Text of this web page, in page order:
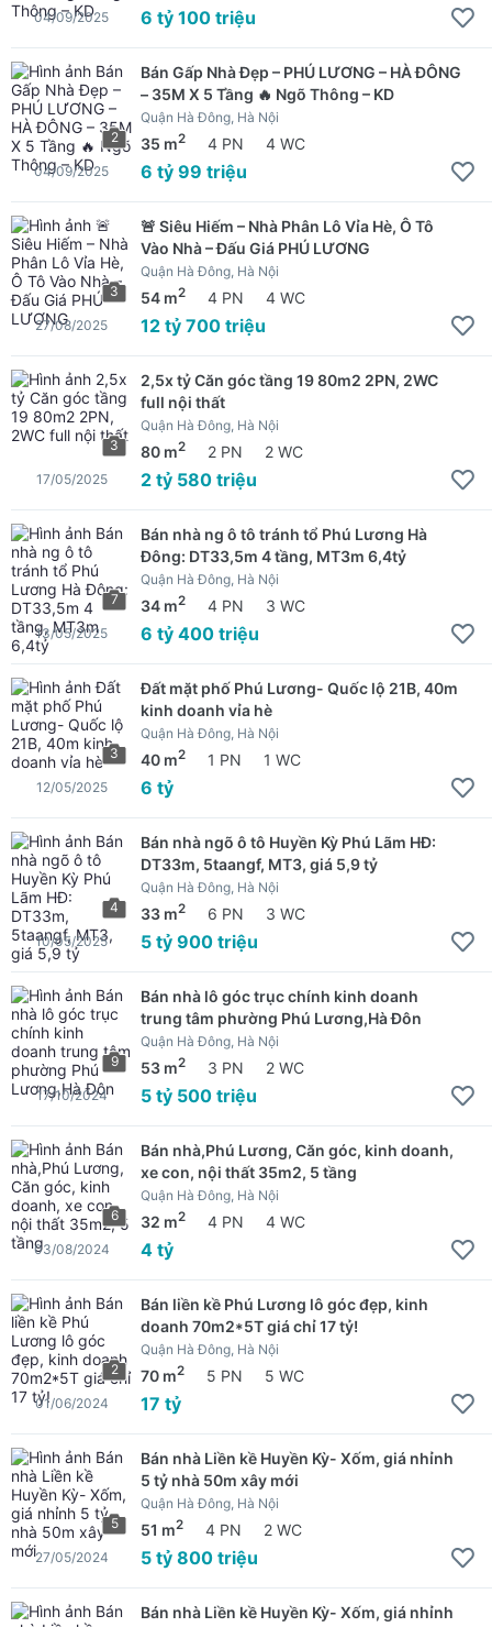
6 tỷ 100 triệu
04/09/2025
2
Bán Gấp Nhà Đẹp – PHÚ LƯƠNG – HÀ ĐÔNG
– 35M X 5 Tầng 🔥 Ngõ Thông – KD
Quận Hà Đông, Hà Nội
35 m2 4 PN 4 WC
6 tỷ 99 triệu
04/09/2025
3
🚨 Siêu Hiếm – Nhà Phân Lô Vỉa Hè, Ô Tô
Vào Nhà – Đấu Giá PHÚ LƯƠNG
Quận Hà Đông, Hà Nội
54 m2 4 PN 4 WC
12 tỷ 700 triệu
27/08/2025
3
2,5x tỷ Căn góc tầng 19 80m2 2PN, 2WC
full nội thất
Quận Hà Đông, Hà Nội
80 m2 2 PN 2 WC
2 tỷ 580 triệu
17/05/2025
7
Bán nhà ng ô tô tránh tổ Phú Lương Hà
Đông: DT33,5m 4 tầng, MT3m 6,4tỷ
Quận Hà Đông, Hà Nội
34 m2 4 PN 3 WC
6 tỷ 400 triệu
13/05/2025
3
Đất mặt phố Phú Lương- Quốc lộ 21B, 40m
kinh doanh vỉa hè
Quận Hà Đông, Hà Nội
40 m2 1 PN 1 WC
6 tỷ
12/05/2025
4
Bán nhà ngõ ô tô Huyền Kỳ Phú Lãm HĐ:
DT33m, 5taangf, MT3, giá 5,9 tỷ
Quận Hà Đông, Hà Nội
33 m2 6 PN 3 WC
5 tỷ 900 triệu
10/05/2025
9
Bán nhà lô góc trục chính kinh doanh
trung tâm phường Phú Lương,Hà Đôn
Quận Hà Đông, Hà Nội
53 m2 3 PN 2 WC
5 tỷ 500 triệu
17/10/2024
6
Bán nhà,Phú Lương, Căn góc, kinh doanh,
xe con, nội thất 35m2, 5 tầng
Quận Hà Đông, Hà Nội
32 m2 4 PN 4 WC
4 tỷ
03/08/2024
2
Bán liền kề Phú Lương lô góc đẹp, kinh
doanh 70m2*5T giá chỉ 17 tỷ!
Quận Hà Đông, Hà Nội
70 m2 5 PN 5 WC
17 tỷ
01/06/2024
5
Bán nhà Liền kề Huyền Kỳ- Xốm, giá nhỉnh
5 tỷ nhà 50m xây mới
Quận Hà Đông, Hà Nội
51 m2 4 PN 2 WC
5 tỷ 800 triệu
27/05/2024
Bán nhà Liền kề Huyền Kỳ- Xốm, giá nhỉnh